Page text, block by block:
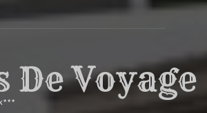
De Voyage